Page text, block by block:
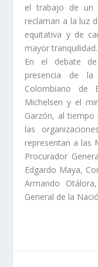
el trabajo de un
reclaman a la luz
equitativa y de
mayor tranquilidad.
En el debate
presencia de
Colombiano de
Michelsen y el
Garzón, al tiempo
las
representan a las
Procurador
Edgardo Maya,
Armando
General de la